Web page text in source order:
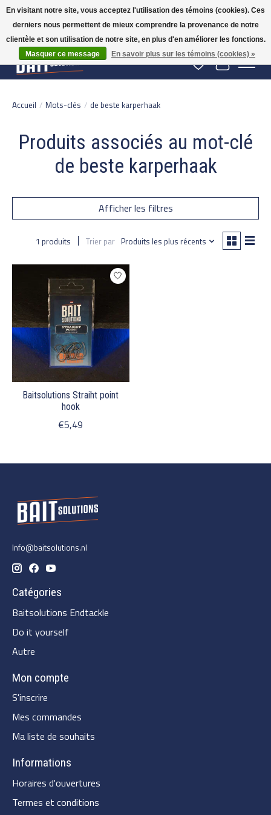
Gratis verzending vanaf 50 euro binnen NL | Op voorraad binnen 2-5 werkdagen
verzonden | België vanaf 70 euro gratis verzonden
Liste de souhaits
Panier
Accueil / Mots-clés / de beste karperhaak
Produits associés au mot-clé
de beste karperhaak
Afficher les filtres
1 produits Trier par Produits les plus récents
Baitsolutions Straiht point
hook
€5,49
Info@baitsolutions.nl
Catégories
Baitsolutions Endtackle
Do it yourself
Autre
Mon compte
S'inscrire
Mes commandes
Ma liste de souhaits
Informations
Horaires d'ouvertures
Termes et conditions
En visitant notre site, vous acceptez l'utilisation des témoins (cookies). Ces
derniers nous permettent de mieux comprendre la provenance de notre
clientèle et son utilisation de notre site, en plus d'en améliorer les fonctions.
Masquer ce message
En savoir plus sur les témoins (cookies) »